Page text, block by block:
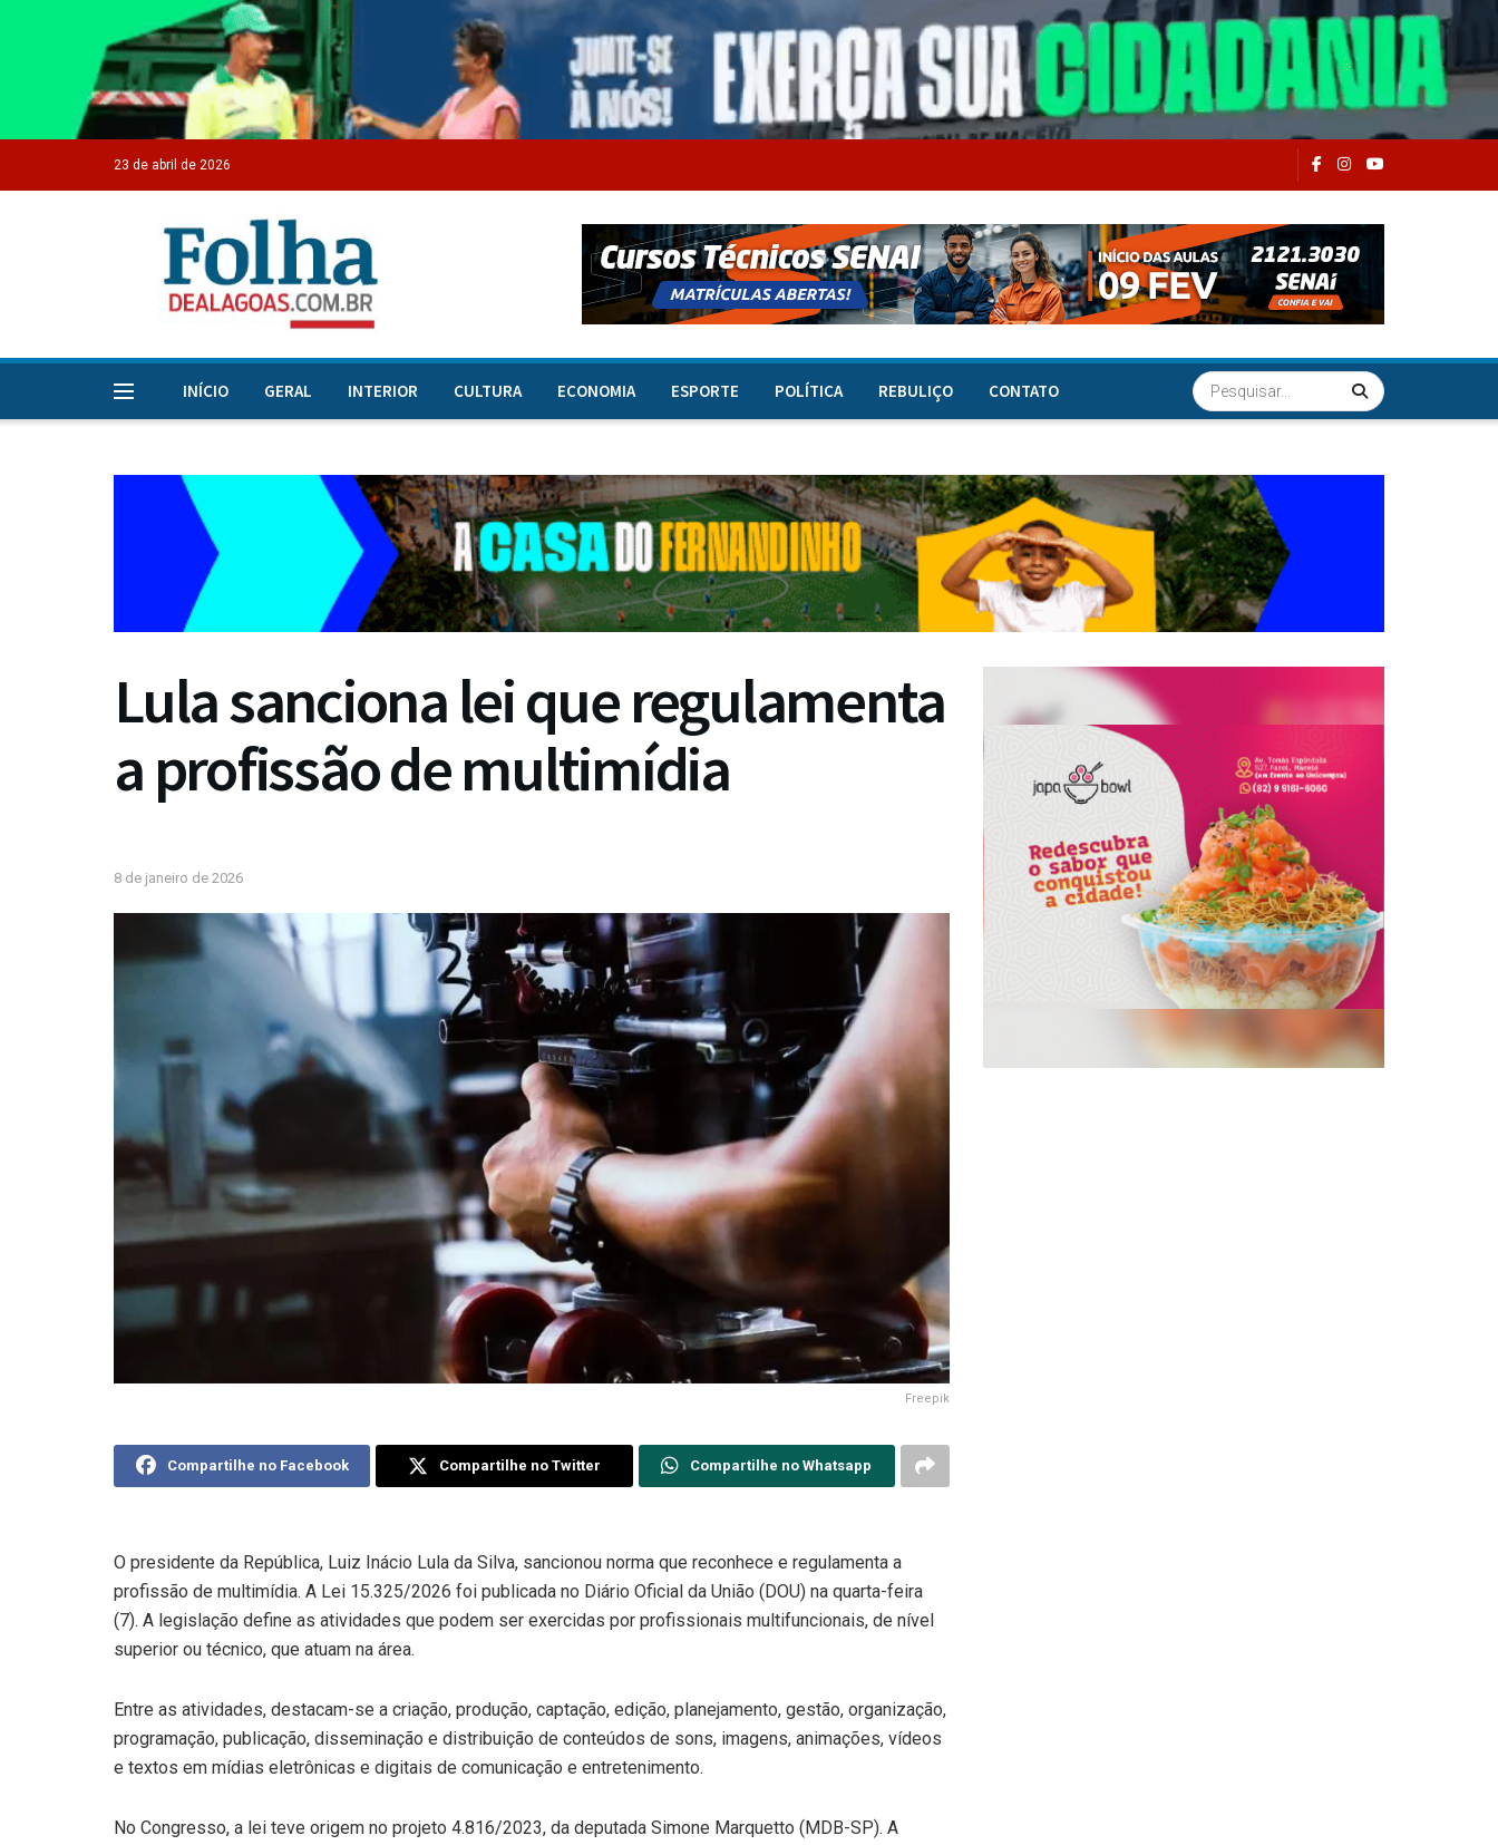
23 de abril de 2026
INÍCIO GERAL INTERIOR CULTURA ECONOMIA ESPORTE POLÍTICA REBULIÇO CONTATO
Lula sanciona lei que regulamenta
a profissão de multimídia
8 de janeiro de 2026
Freepik
Compartilhe no Facebook Compartilhe no Twitter Compartilhe no Whatsapp
O presidente da República, Luiz Inácio Lula da Silva, sancionou norma que reconhece e regulamenta a
profissão de multimídia. A Lei 15.325/2026 foi publicada no Diário Oficial da União (DOU) na quarta-feira
(7). A legislação define as atividades que podem ser exercidas por profissionais multifuncionais, de nível
superior ou técnico, que atuam na área.
Entre as atividades, destacam-se a criação, produção, captação, edição, planejamento, gestão, organização,
programação, publicação, disseminação e distribuição de conteúdos de sons, imagens, animações, vídeos
e textos em mídias eletrônicas e digitais de comunicação e entretenimento.
No Congresso, a lei teve origem no projeto 4.816/2023, da deputada Simone Marquetto (MDB-SP). A